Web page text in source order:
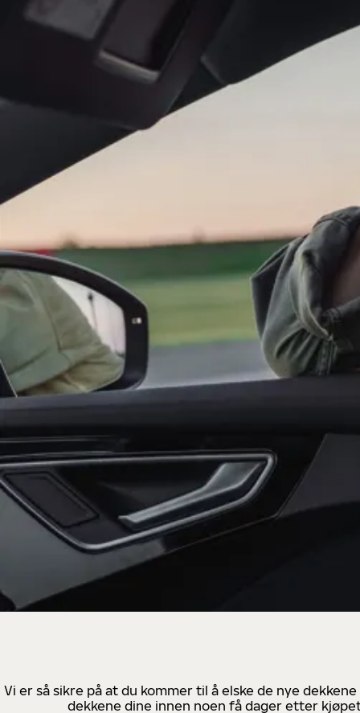
Vi er så sikre på at du kommer til å elske de nye
dekkene dine innen noen få dager etter